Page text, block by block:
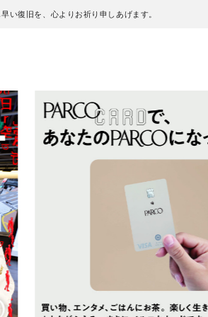
い復旧を、心よりお祈り申しあげます。